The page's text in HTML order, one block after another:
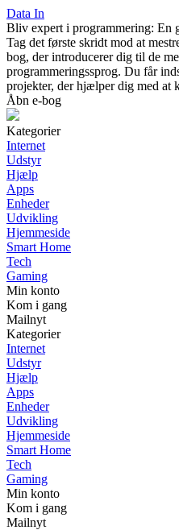
Data In
Bliv expert i programmering: En
Tag det første skridt mod at
bog, der introducerer dig til de
programmeringssprog. Du får
projekter, der hjælper dig med at
Åbn e-bog
Kategorier
Internet
Udstyr
Hjælp
Apps
Enheder
Udvikling
Hjemmeside
Smart Home
Tech
Gaming
Min konto
Kom i gang
Mailnyt
Kategorier
Internet
Udstyr
Hjælp
Apps
Enheder
Udvikling
Hjemmeside
Smart Home
Tech
Gaming
Min konto
Kom i gang
Mailnyt